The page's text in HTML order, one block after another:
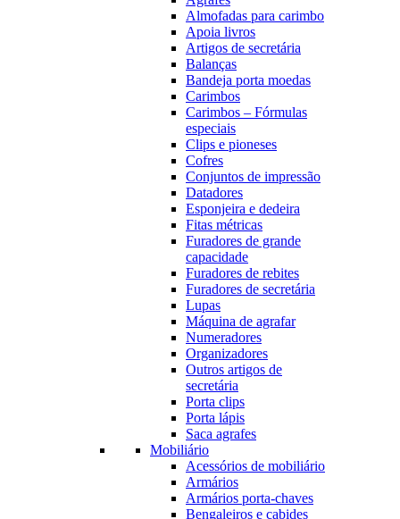
Almofadas para carimbo
Apoia livros
Artigos de secretária
Balanças
Bandeja porta moedas
Carimbos
Carimbos – Fórmulas
especiais
Clips e pioneses
Cofres
Conjuntos de impressão
Datadores
Esponjeira e dedeira
Fitas métricas
Furadores de grande
capacidade
Furadores de rebites
Furadores de secretária
Lupas
Máquina de agrafar
Numeradores
Organizadores
Outros artigos de
secretária
Porta clips
Porta lápis
Saca agrafes
Mobiliário
Acessórios de mobiliário
Armários
Armários porta-chaves
Bengaleiros e cabides